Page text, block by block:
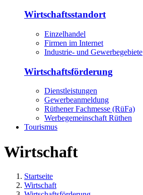
Wirtschaftsstandort
Einzelhandel
Firmen im Internet
Industrie- und Gewerbegebiete
Wirtschaftsförderung
Dienstleistungen
Gewerbeanmeldung
Rüthener Fachmesse (RüFa)
Werbegemeinschaft Rüthen
Tourismus
Wirtschaft
Startseite
Wirtschaft